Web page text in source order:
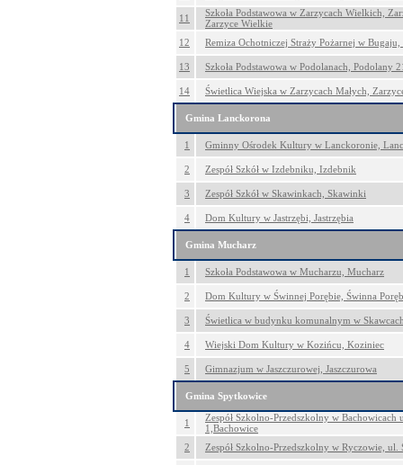
11
Szkoła Podstawowa w Zarzycach Wielkich,
Zarzyce Wielkie
12
Remiza Ochotniczej Straży Pożarnej w Bugaju,
13 Szkoła Podstawowa w Podolanach, Podolany
14 Świetlica Wiejska w Zarzycach Małych,
Gmina Lanckorona
1 Gminny Ośrodek Kultury w Lanckoronie,
2 Zespół Szkół w Izdebniku, Izdebnik
3 Zespół Szkół w Skawinkach, Skawinki
4 Dom Kultury w Jastrzębi, Jastrzębia
Gmina Mucharz
1 Szkoła Podstawowa w Mucharzu, Mucharz
2 Dom Kultury w Świnnej Porębie, Świnna
3 Świetlica w budynku komunalnym w
4 Wiejski Dom Kultury w Kozińcu, Koziniec
5 Gimnazjum w Jaszczurowej, Jaszczurowa
Gmina Spytkowice
1
Zespół Szkolno-Przedszkolny w Bachowicach
1,Bachowice
2
Zespół Szkolno-Przedszkolny w Ryczowie, ul.